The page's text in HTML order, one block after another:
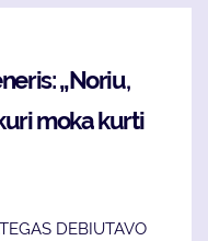
„Noriu,
moka kurti
DEBIUTAVO